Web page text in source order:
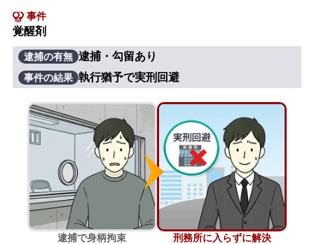
ホームに戻る
刑事事件でお困りの方
刑事事件の無料相談
接見・面会を弁護士に依頼
刑事事件を示談で解決したい
事件
覚醒剤
逮捕の有無 逮捕・勾留あり
事件の結果 執行猶予で実刑回避
逮捕で身柄拘束 刑務所に入らずに解決